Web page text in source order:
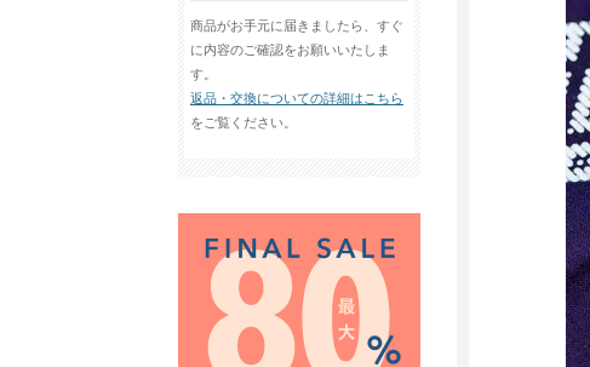
商品がお手元に届きましたら、すぐ
に内容のご確認をお願いいたしま
す。
返品・交換についての詳細はこちら
をご覧ください。